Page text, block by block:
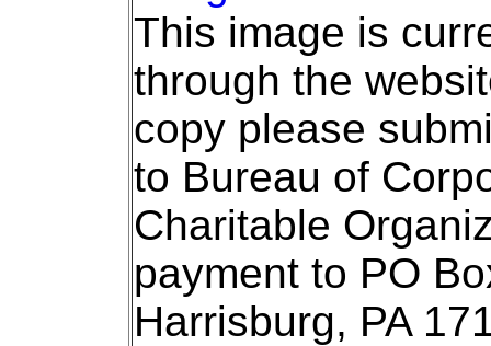
This image is
through the
copy please
to Bureau of
Charitable
payment to PO
Harrisburg, PA